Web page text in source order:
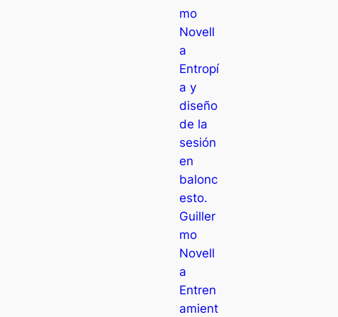
mo
Novell
a
Entropí
a y
diseño
de la
sesión
en
balonc
esto.
Guiller
mo
Novell
a
Entren
amient